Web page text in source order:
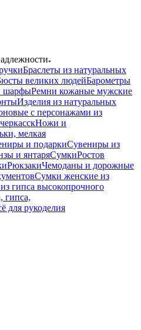
Браслеты из натуральных
великих людейБарометры
шарфыРемни кожаные мужские
Изделия из натуральных
с персонажами из
Ножи и
мелкая
и подаркиСувениры из
и янтаряСумкиРостов
РюкзакиЧемоданы и дорожные
Сумки женские из
гипса высокопрочного
гипса,
для рукоделия